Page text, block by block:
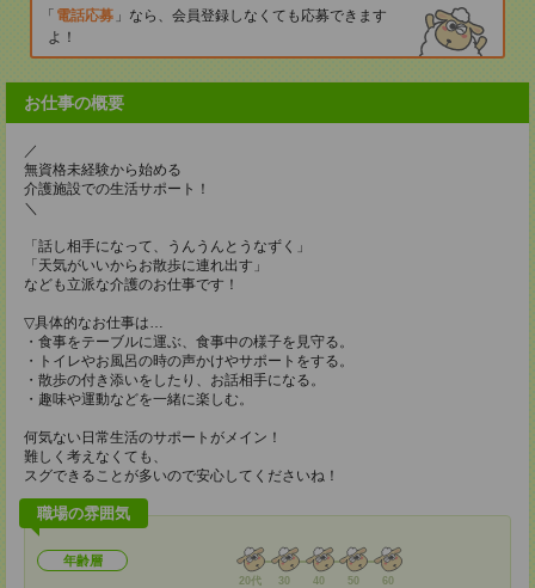
電話応募
なら、会員登録しなくても応募できます
よ！
お仕事の概要
／
無資格未経験から始める
介護施設での生活サポート！
＼
「話し相手になって、うんうんとうなずく」
「天気がいいからお散歩に連れ出す」
なども立派な介護のお仕事です！
▽具体的なお仕事は…
・食事をテーブルに運ぶ、食事中の様子を見守る。
・トイレやお風呂の時の声かけやサポートをする。
・散歩の付き添いをしたり、お話相手になる。
・趣味や運動などを一緒に楽しむ。
何気ない日常生活のサポートがメイン！
難しく考えなくても、
スグできることが多いので安心してくださいね！
職場の雰囲気
年齢層
20代 30 40 50 60